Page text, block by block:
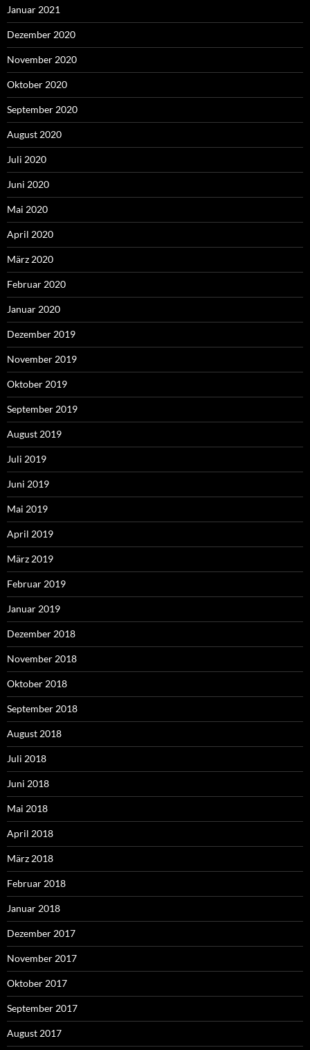
Januar 2021
Dezember 2020
November 2020
Oktober 2020
September 2020
August 2020
Juli 2020
Juni 2020
Mai 2020
April 2020
März 2020
Februar 2020
Januar 2020
Dezember 2019
November 2019
Oktober 2019
September 2019
August 2019
Juli 2019
Juni 2019
Mai 2019
April 2019
März 2019
Februar 2019
Januar 2019
Dezember 2018
November 2018
Oktober 2018
September 2018
August 2018
Juli 2018
Juni 2018
Mai 2018
April 2018
März 2018
Februar 2018
Januar 2018
Dezember 2017
November 2017
Oktober 2017
September 2017
August 2017